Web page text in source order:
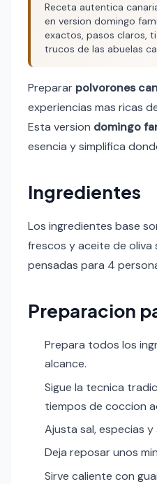
Receta autentica
en version domingo
exactos, pasos claros,
trucos de las abuelas
Preparar polvorones
experiencias mas ricas
Esta version domingo
esencia y simplifica
Ingredientes
Los ingredientes base
frescos y aceite de oliva
pensadas para 4
Preparacion
Prepara todos los
alcance.
Sigue la tecnica
tiempos de coccion
Ajusta sal, especias
Deja reposar unos
Sirve caliente con